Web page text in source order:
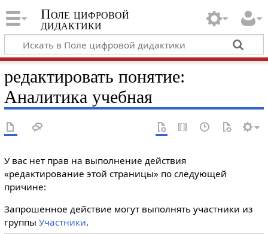
Поле цифровой
дидактики
редактировать понятие:
Аналитика учебная
У вас нет прав на выполнение действия
«редактирование этой страницы» по следующей
причине:
Запрошенное действие могут выполнять участники из
группы Участники.